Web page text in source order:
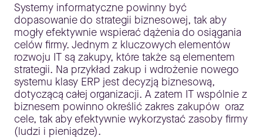
Systemy informatyczne powinny być
dopasowanie do strategii biznesowej, tak aby
mogły efektywnie wspierać dążenia do osiągania
celów firmy. Jednym z kluczowych elementów
rozwoju IT są zakupy, które także są elementem
strategii. Na przykład zakup i wdrożenie nowego
systemu klasy ERP jest decyzją biznesową,
dotyczącą całej organizacji. A zatem IT wspólnie z
biznesem powinno określić zakres zakupów oraz
cele, tak aby efektywnie wykorzystać zasoby firmy
(ludzi i pieniądze).